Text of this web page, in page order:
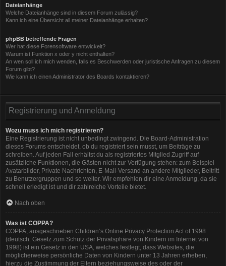
Dateianhänge
Welche Dateianhänge sind in diesem Forum zulässig?
Kann ich eine Übersicht all meiner Dateianhänge erhalten?
phpBB betreffende Fragen
Wer hat diese Forensoftware entwickelt?
Warum ist Funktion x oder y nicht enthalten?
An wen soll ich mich wenden, falls es Beschwerden oder juristische Anfragen zu diesem
Forum gibt?
Wie kann ich einen Administrator des Boards kontaktieren?
Registrierung und Anmeldung
Wozu muss ich mich registrieren?
Eine Registrierung ist nicht unbedingt zwingend. Die Board-Administration
dieses Forums entscheidet, ob du registriert sein musst, um Beiträge zu
schreiben. Auf jeden Fall erhältst du als registriertes Mitglied Zugriff auf
zusätzliche Funktionen, die Gästen nicht zur Verfügung stehen: zum Beispiel
Avatarbilder, Private Nachrichten, E-Mail-Versand an andere Mitglieder, Beitritt
zu Benutzergruppen und so weiter. Wir empfehlen dir eine Anmeldung, da sie
schnell erledigt ist und dir zahlreiche Vorteile bietet.
Nach oben
Was ist COPPA?
COPPA, ausgeschrieben Children’s Online Privacy Protection Act of 1998
(deutsch: Gesetz zum Schutz der Privatsphäre von Kindern im Internet von
1998) ist ein Gesetz in den USA, welches festlegt, dass Websites, die
möglicherweise persönliche Daten von Kindern unter 13 Jahren erheben,
hierzu die Zustimmung der Eltern beziehungsweise des oder der